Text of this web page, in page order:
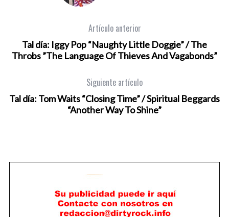
Artículo anterior
Tal día: Iggy Pop “Naughty Little Doggie” / The
Throbs ‎”The Language Of Thieves And Vagabonds”
Siguiente artículo
Tal día: Tom Waits “Closing Time” / Spiritual Beggards
“Another Way To Shine”